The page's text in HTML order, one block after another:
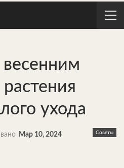
весенним
ухода
Советы
Мар 10, 2024